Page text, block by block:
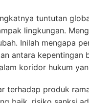
tuntutan
lingkungan.
Inilah mengapa
antara kepentingan
koridor hukum
terhadap produk